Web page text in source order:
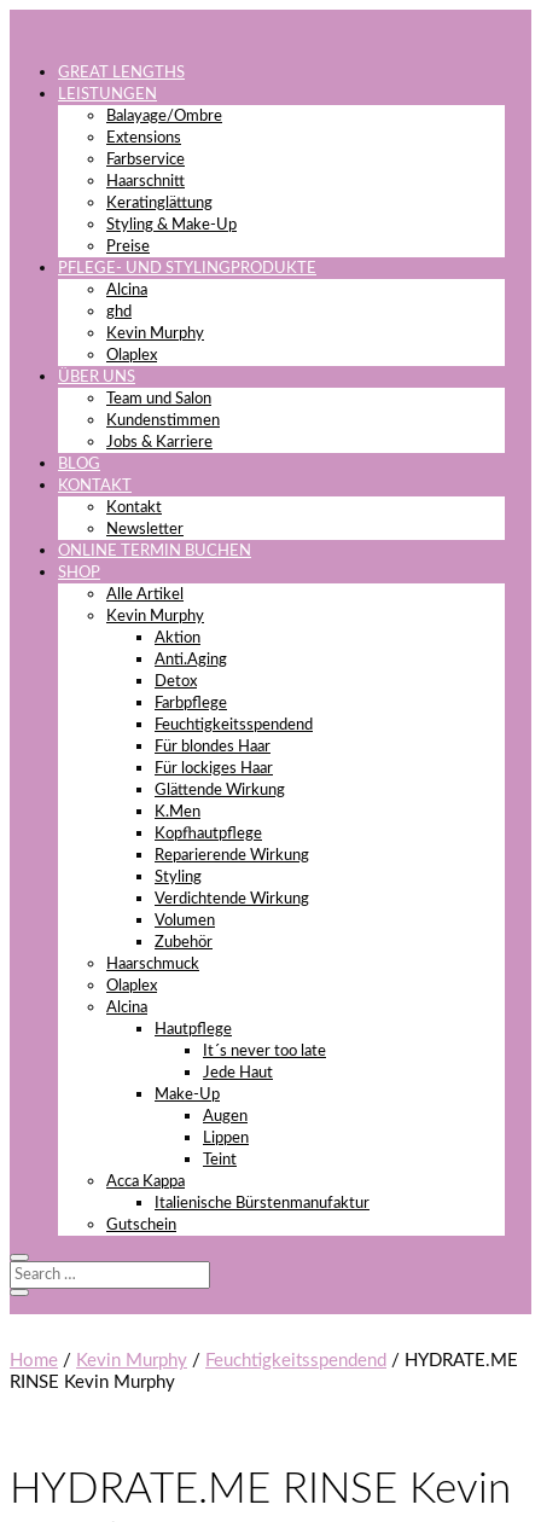
GREAT LENGTHS
LEISTUNGEN
Balayage/Ombre
Extensions
Farbservice
Haarschnitt
Keratinglättung
Styling & Make-Up
Preise
PFLEGE- UND STYLINGPRODUKTE
Alcina
ghd
Kevin Murphy
Olaplex
ÜBER UNS
Team und Salon
Kundenstimmen
Jobs & Karriere
BLOG
KONTAKT
Kontakt
Newsletter
ONLINE TERMIN BUCHEN
SHOP
Alle Artikel
Kevin Murphy
Aktion
Anti.Aging
Detox
Farbpflege
Feuchtigkeitsspendend
Für blondes Haar
Für lockiges Haar
Glättende Wirkung
K.Men
Kopfhautpflege
Reparierende Wirkung
Styling
Verdichtende Wirkung
Volumen
Zubehör
Haarschmuck
Olaplex
Alcina
Hautpflege
It´s never too late
Jede Haut
Make-Up
Augen
Lippen
Teint
Acca Kappa
Italienische Bürstenmanufaktur
Gutschein
Home / Kevin Murphy / Feuchtigkeitsspendend / HYDRATE.ME
RINSE Kevin Murphy
HYDRATE.ME RINSE Kevin